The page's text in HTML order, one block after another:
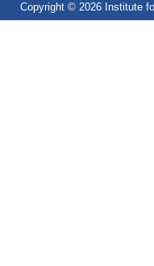
Copyright © 2026 Institute